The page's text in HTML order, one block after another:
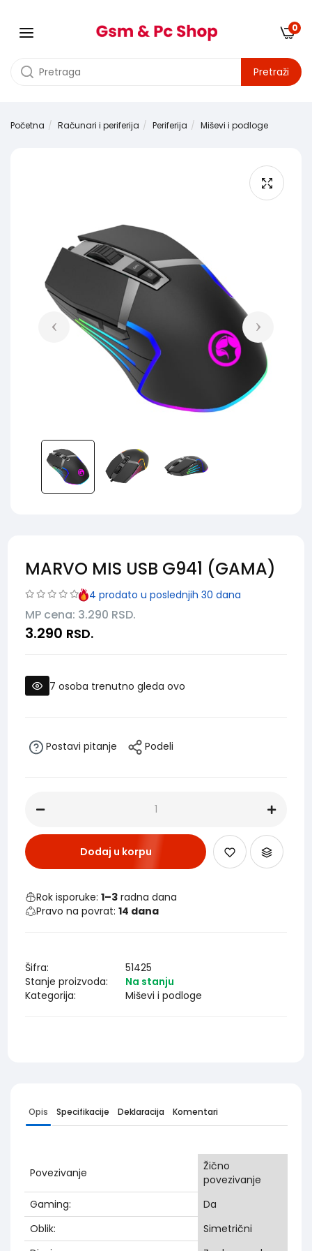
Pretraži
0
Početna Računari i periferija Periferija Miševi i podloge
MARVO MIS USB G941 (GAMA)
4 prodato u poslednjih 30 dana
MP cena: 3.290 RSD.
3.290 RSD.
7 osoba trenutno gleda ovo
Postavi pitanje Podeli
Dodaj u korpu
Rok isporuke:1–3 radna dana
Pravo na povrat:14 dana
Šifra:
51425
Stanje proizvoda:
Na stanju
Kategorija:
Miševi i podloge
Opis Specifikacije Deklaracija Komentari
Povezivanje
Žično
povezivanje
Gaming:
Da
Oblik:
Simetrični